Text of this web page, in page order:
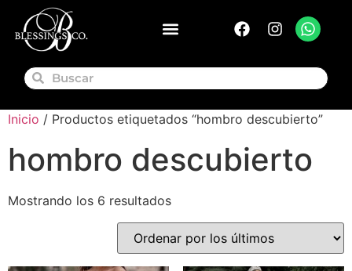
Inicio / Productos etiquetados “hombro descubierto”
hombro descubierto
Mostrando los 6 resultados